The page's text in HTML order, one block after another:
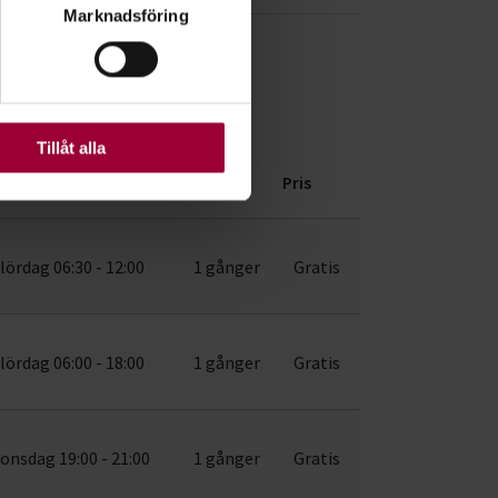
. Du kan ändra
Vissa kakor är
Marknadsföring
Tillåt alla
Pris
lördag 06:30 - 12:00 1 gånger Gratis
lördag 06:00 - 18:00 1 gånger Gratis
onsdag 19:00 - 21:00 1 gånger Gratis